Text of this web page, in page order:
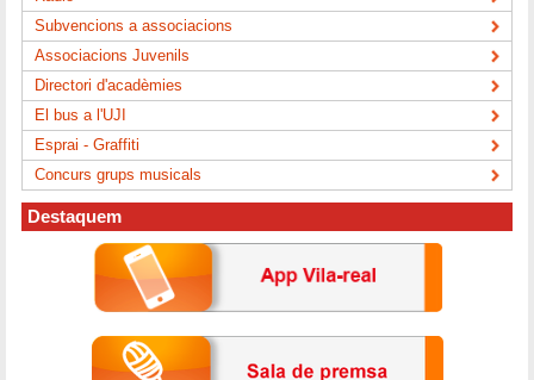
Subvencions a associacions
Associacions Juvenils
Directori d'acadèmies
El bus a l'UJI
Esprai - Graffiti
Concurs grups musicals
Destaquem